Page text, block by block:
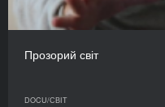
Прозорий світ
DOCU/СВІТ